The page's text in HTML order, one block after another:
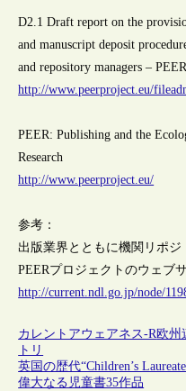
D2.1 Draft report on the
and manuscript deposit
and repository managers – PEER
http://www.peerproject.eu/
PEER: Publishing and the
Research
http://www.peerproject.eu/
参考：
出版業界とともに機関リポジ
PEERプロジェクトのウェブ
http://current.ndl.go.jp/node/
カレントアウェアネス-R欧州
トリ
英国の歴代“Children’s
偉大なる児童書35作品